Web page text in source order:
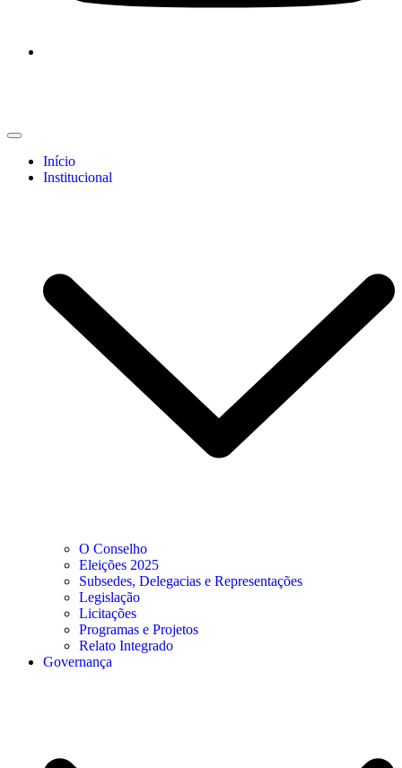
Início
Institucional
O Conselho
Eleições 2025
Subsedes, Delegacias e Representações
Legislação
Licitações
Programas e Projetos
Relato Integrado
Governança